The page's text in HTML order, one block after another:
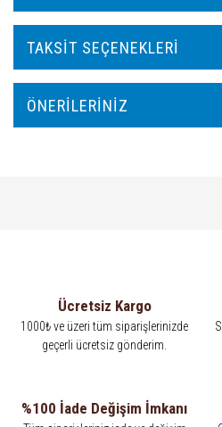
TAKSIT SEÇENEKLERI
ÖNERILERINIZ
Ücretsiz Kargo
1000₺ ve üzeri tüm siparişlerinizde
geçerli ücretsiz gönderim.
%100 İade Değişim İmkanı